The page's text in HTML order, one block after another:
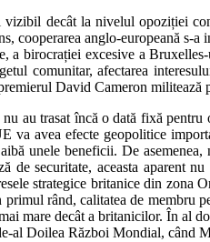
decât la nivelul opoziției
cooperarea anglo-europeană
a birocrației excesive a
comunitar, afectarea
David Cameron militează
au trasat încă o dată fixă
avea efecte geopolitice
unele beneficii. De
de securitate, aceasta aparent
strategice britanice din zona
rând, calitatea de membru
mare decât a britanicilor. În al
al Doilea Război Mondial, când